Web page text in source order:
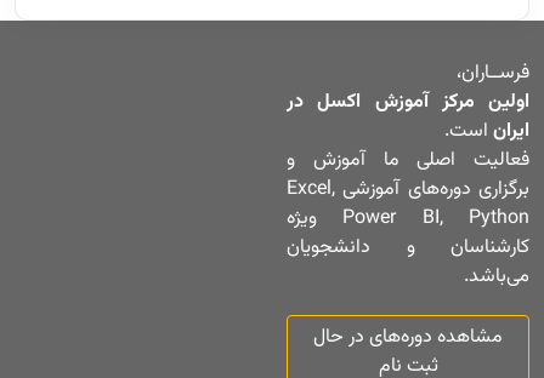
فرســاران،
اولین مرکز آموزش اکسل در
ایران است.
فعالیت اصلی ما آموزش و
برگزاری دوره‌های آموزشی Excel,
Power BI, Python ویژه
کارشناسان و دانشجویان
می‌باشد.
مشاهده دوره‌های در حال
ثبت نام